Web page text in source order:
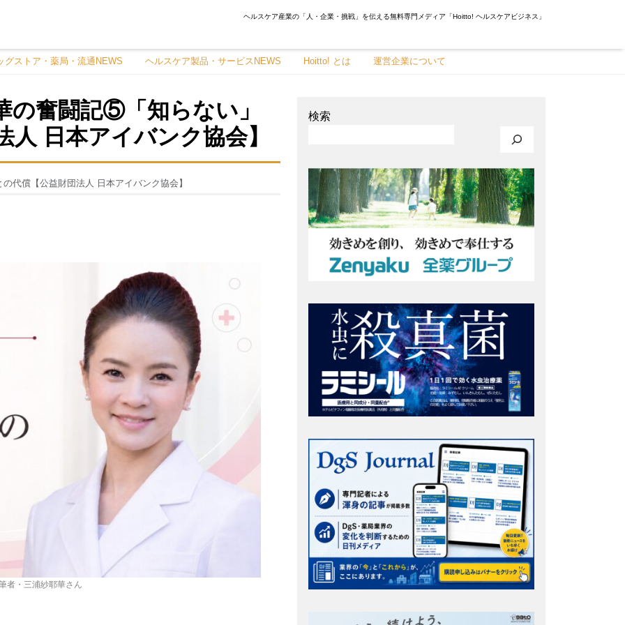
ヘルスケア産業の「人・企業・挑戦」を伝える無料専門メディア「Hoitto! ヘルスケアビジネス」
グストア・薬局・流通NEWS ヘルスケア製品・サービスNEWS Hoitto! とは 運営企業について
の奮闘記⑤「知らない」
日本アイバンク協会】
代償【公益財団法人 日本アイバンク協会】
者・三浦紗耶華さん
検索